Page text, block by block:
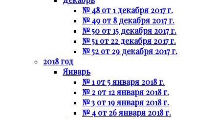
№ 48 от 1 декабря 2017 г.
№ 49 от 8 декабря 2017 г.
№ 50 от 15 декабря 2017 г.
№ 51 от 22 декабря 2017 г.
№ 52 от 29 декабря 2017 г.
2018 год
Январь
№ 1 от 5 января 2018 г.
№ 2 от 12 января 2018 г.
№ 3 от 19 января 2018 г.
№ 4 от 26 января 2018 г.